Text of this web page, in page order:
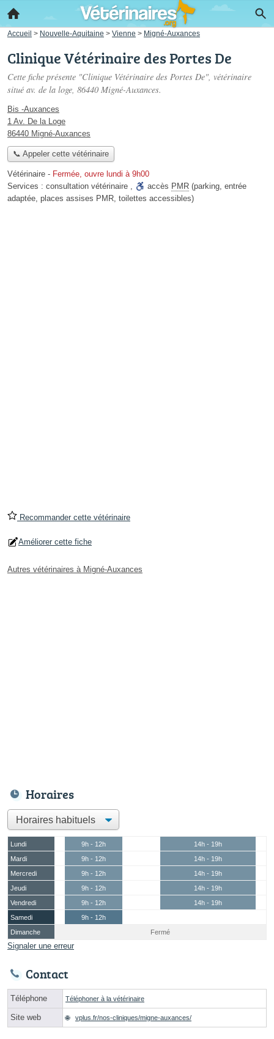
Accueil > Nouvelle-Aquitaine > Vienne > Migné-Auxances
Clinique Vétérinaire des Portes De
Cette fiche présente "Clinique Vétérinaire des Portes De", vétérinaire
situé av. de la loge, 86440 Migné-Auxances.
Bis -Auxances
1 Av. De la Loge
86440 Migné-Auxances
📞 Appeler cette vétérinaire
Vétérinaire - Fermée, ouvre lundi à 9h00
Services : consultation vétérinaire , accès PMR (parking, entrée
adaptée, places assises PMR, toilettes accessibles)
Recommander cette vétérinaire
Améliorer cette fiche
Autres vétérinaires à Migné-Auxances
Horaires
Lundi 9h - 12h
14h - 19h
Mardi
9h - 12h
14h - 19h
Mercredi
9h - 12h
14h - 19h
Jeudi
9h - 12h
14h - 19h
Vendredi
9h - 12h
14h - 19h
Samedi
9h - 12h
Dimanche
Fermé
Signaler une erreur
Contact
Téléphone Téléphoner à la vétérinaire
Site web vplus.fr/nos-cliniques/migne-auxances/